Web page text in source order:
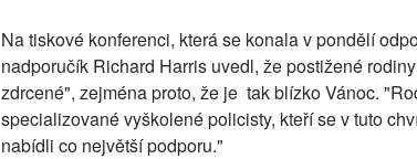
Na tiskové konferenci, která se konala v pondělí
nadporučík Richard Harris uvedl, že postižené
zdrcené", zejména proto, že je tak blízko Vánoc.
specializované vyškolené policisty, kteří se v tuto
nabídli co největší podporu."